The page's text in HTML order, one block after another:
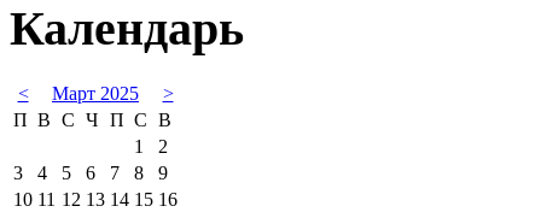
Календарь
< Март 2025
>
П В С Ч П С В
1
2
3
4 5 6 7 8
9
10 11 12 13 14 15 16